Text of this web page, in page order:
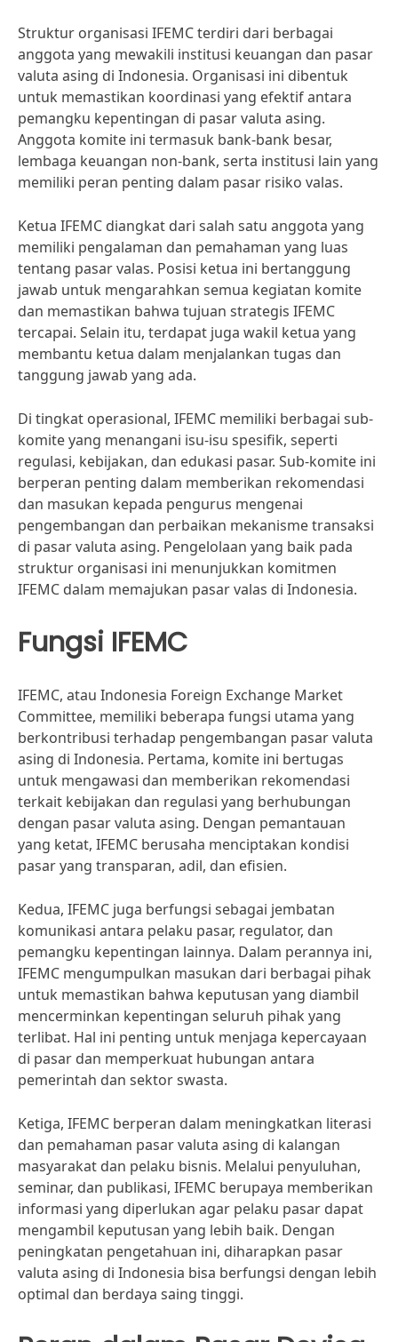
Struktur organisasi IFEMC terdiri dari berbagai
anggota yang mewakili institusi keuangan dan pasar
valuta asing di Indonesia. Organisasi ini dibentuk
untuk memastikan koordinasi yang efektif antara
pemangku kepentingan di pasar valuta asing.
Anggota komite ini termasuk bank-bank besar,
lembaga keuangan non-bank, serta institusi lain yang
memiliki peran penting dalam pasar risiko valas.
Ketua IFEMC diangkat dari salah satu anggota yang
memiliki pengalaman dan pemahaman yang luas
tentang pasar valas. Posisi ketua ini bertanggung
jawab untuk mengarahkan semua kegiatan komite
dan memastikan bahwa tujuan strategis IFEMC
tercapai. Selain itu, terdapat juga wakil ketua yang
membantu ketua dalam menjalankan tugas dan
tanggung jawab yang ada.
Di tingkat operasional, IFEMC memiliki berbagai sub-
komite yang menangani isu-isu spesifik, seperti
regulasi, kebijakan, dan edukasi pasar. Sub-komite ini
berperan penting dalam memberikan rekomendasi
dan masukan kepada pengurus mengenai
pengembangan dan perbaikan mekanisme transaksi
di pasar valuta asing. Pengelolaan yang baik pada
struktur organisasi ini menunjukkan komitmen
IFEMC dalam memajukan pasar valas di Indonesia.
Fungsi IFEMC
IFEMC, atau Indonesia Foreign Exchange Market
Committee, memiliki beberapa fungsi utama yang
berkontribusi terhadap pengembangan pasar valuta
asing di Indonesia. Pertama, komite ini bertugas
untuk mengawasi dan memberikan rekomendasi
terkait kebijakan dan regulasi yang berhubungan
dengan pasar valuta asing. Dengan pemantauan
yang ketat, IFEMC berusaha menciptakan kondisi
pasar yang transparan, adil, dan efisien.
Kedua, IFEMC juga berfungsi sebagai jembatan
komunikasi antara pelaku pasar, regulator, dan
pemangku kepentingan lainnya. Dalam perannya ini,
IFEMC mengumpulkan masukan dari berbagai pihak
untuk memastikan bahwa keputusan yang diambil
mencerminkan kepentingan seluruh pihak yang
terlibat. Hal ini penting untuk menjaga kepercayaan
di pasar dan memperkuat hubungan antara
pemerintah dan sektor swasta.
Ketiga, IFEMC berperan dalam meningkatkan literasi
dan pemahaman pasar valuta asing di kalangan
masyarakat dan pelaku bisnis. Melalui penyuluhan,
seminar, dan publikasi, IFEMC berupaya memberikan
informasi yang diperlukan agar pelaku pasar dapat
mengambil keputusan yang lebih baik. Dengan
peningkatan pengetahuan ini, diharapkan pasar
valuta asing di Indonesia bisa berfungsi dengan lebih
optimal dan berdaya saing tinggi.